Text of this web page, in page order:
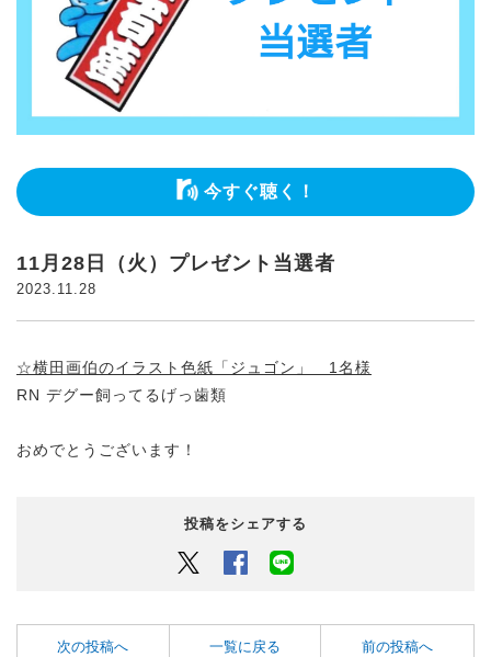
今すぐ聴く！
11月28日（火）プレゼント当選者
2023.11.28
☆横田画伯のイラスト色紙「ジュゴン」 1名様
RN デグー飼ってるげっ歯類
おめでとうございます！
投稿をシェアする
Twitter Facebook
次の投稿へ 一覧に戻る 前の投稿へ